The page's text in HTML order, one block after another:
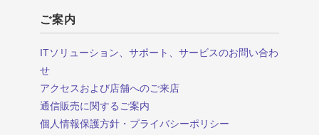
ご案内
ITソリューション、サポート、サービスのお問い合わ
せ
アクセスおよび店舗へのご来店
通信販売に関するご案内
個人情報保護方針・プライバシーポリシー